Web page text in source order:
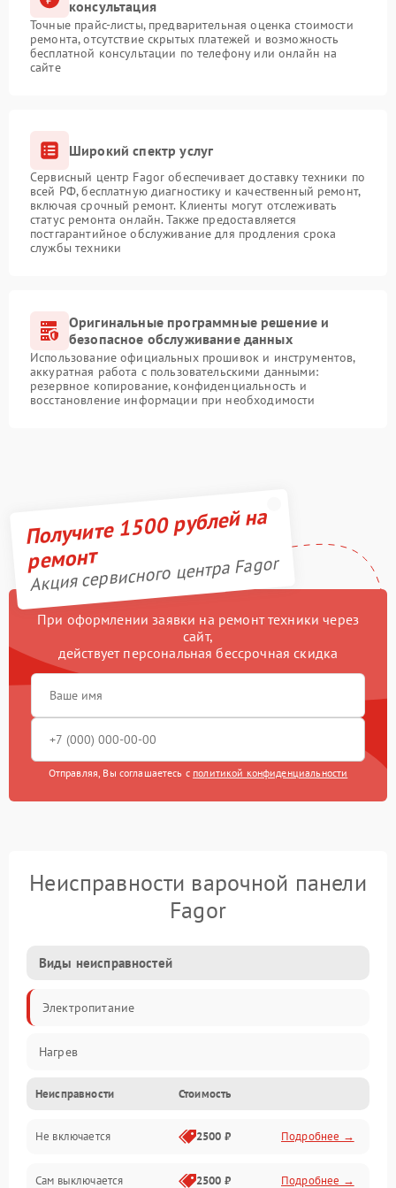
консультация
Точные прайс-листы, предварительная оценка стоимости
ремонта, отсутствие скрытых платежей и возможность
бесплатной консультации по телефону или онлайн на
сайте
Широкий спектр услуг
Сервисный центр Fagor обеспечивает доставку техники по
всей РФ, бесплатную диагностику и качественный ремонт,
включая срочный ремонт. Клиенты могут отслеживать
статус ремонта онлайн. Также предоставляется
постгарантийное обслуживание для продления срока
службы техники
Оригинальные программные решение и
безопасное обслуживание данных
Использование официальных прошивок и инструментов,
аккуратная работа с пользовательскими данными:
резервное копирование, конфиденциальность и
восстановление информации при необходимости
Получите 1500 рублей на
ремонт
Акция сервисного центра Fagor
При оформлении заявки на ремонт техники через
сайт,
действует персональная бессрочная скидка
Отправляя, Вы соглашаетесь с политикой конфиденциальности
Неисправности варочной панели
Fagor
Виды неисправностей
Электропитание
Нагрев
Неисправности Стоимость
Не включается 2500 ₽ Подробнее →
Сам выключается 2500 ₽ Подробнее →